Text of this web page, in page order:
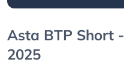
Asta BTP Short
2025